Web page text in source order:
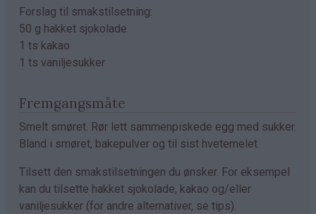
Forslag til smakstilsetning:
50 g hakket sjokolade
1 ts kakao
1 ts vaniljesukker
Fremgangsmåte
Smelt smøret. Rør lett sammenpiskede egg med sukker.
Bland i smøret, bakepulver og til sist hvetemelet.
Tilsett den smakstilsetningen du ønsker. For eksempel
kan du tilsette hakket sjokolade, kakao og/eller
vaniljesukker (for andre alternativer, se tips).